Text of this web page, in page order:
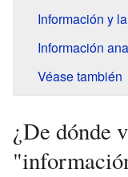
Información y
Información
Véase también
¿De dónde